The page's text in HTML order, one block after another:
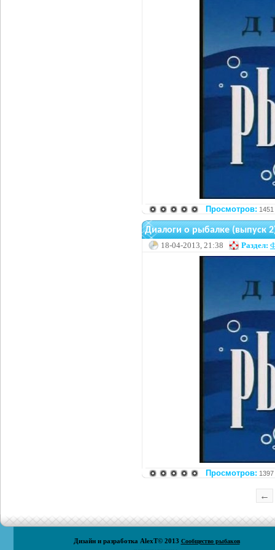
Просмотров:
Диалоги о рыбалке (выпуск
18-04-2013, 21:38 Раздел:
Просмотров:
←
Дизайн и разработка AlexT© 2013 Сообщество рыбаков